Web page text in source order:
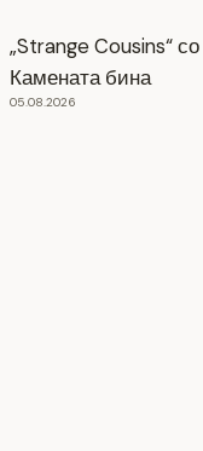
„Strange Cousins“
Камената бина
05.08.2026